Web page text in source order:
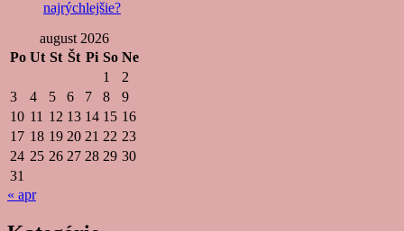
najrýchlejšie?
august 2026
Po Ut St Št Pi So Ne
1
2
3
4 5 6 7 8
9
10 11 12 13 14 15 16
17 18 19 20 21 22 23
24 25 26 27 28 29 30
31
« apr